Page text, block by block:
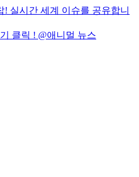
실시간 세계 이슈를 공유합니
클릭 ! @애니멀 뉴스